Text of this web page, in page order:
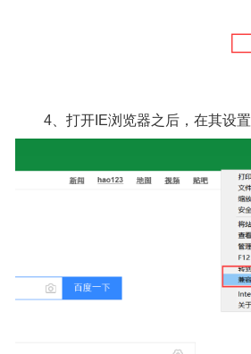
4、打开IE浏览器之后，在其设置